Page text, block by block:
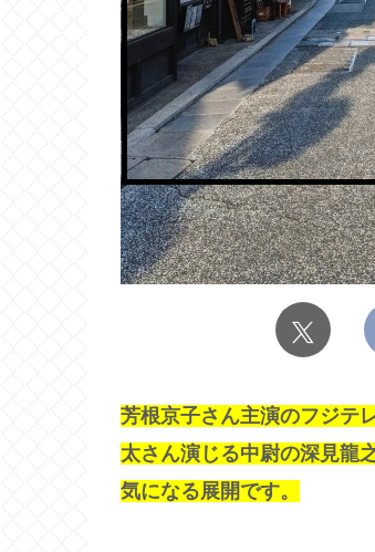
芳根京子さん主演のフジテ
太さん演じる中尉の深見龍
気になる展開です。